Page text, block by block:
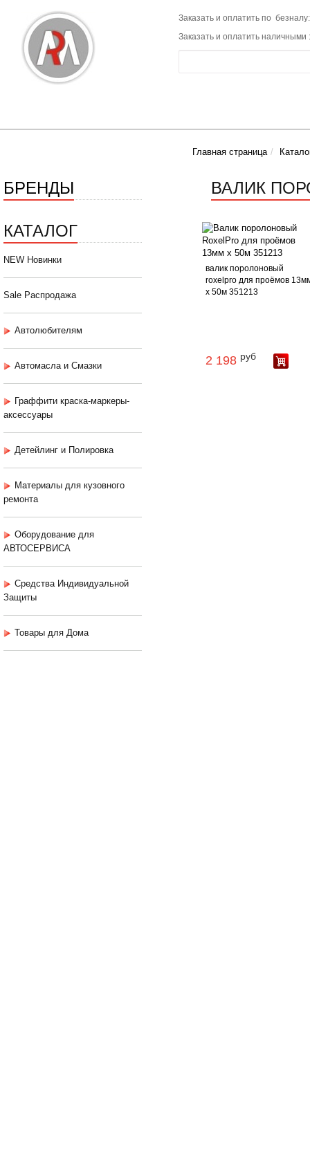
Заказать и оплатить по
Заказать и оплатить наличными
Главная страница
БРЕНДЫ
КАТАЛОГ
NEW Новинки
Sale Распродажа
Автолюбителям
Автомасла и Смазки
Граффити краска-маркеры-
аксессуары
Детейлинг и Полировка
Материалы для кузовного
ремонта
Оборудование для
АВТОСЕРВИСА
Средства Индивидуальной
Защиты
Товары для Дома
ВАЛИК
валик поролоновый
roxelpro для проёмов
х 50м 351213
2 198 руб